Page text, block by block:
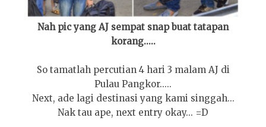
Nah pic yang AJ sempat snap buat tatapan
korang.....
So tamatlah percutian 4 hari 3 malam AJ di
Pulau Pangkor.....
Next, ade lagi destinasi yang kami singgah...
Nak tau ape, next entry okay... =D